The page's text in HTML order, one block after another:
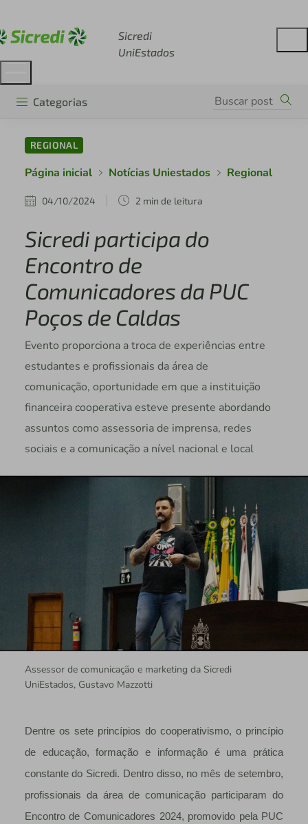
Sicredi
UniEstados
Categorias
REGIONAL
Página inicial Notícias Uniestados Regional
04/10/2024 2 min de leitura
Sicredi participa do
Encontro de
Comunicadores da PUC
Poços de Caldas
Evento proporciona a troca de experiências entre
estudantes e profissionais da área de
comunicação, oportunidade em que a instituição
financeira cooperativa esteve presente abordando
assuntos como assessoria de imprensa, redes
sociais e a comunicação a nível nacional e local
Assessor de comunicação e marketing da Sicredi
UniEstados, Gustavo Mazzotti
Dentre os sete princípios do cooperativismo, o princípio
de educação, formação e informação é uma prática
constante do Sicredi. Dentro disso, no mês de setembro,
profissionais da área de comunicação participaram do
Encontro de Comunicadores 2024, promovido pela PUC